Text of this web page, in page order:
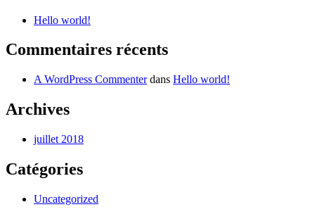
Hello world!
Commentaires récents
A WordPress Commenterdans Hello world!
Archives
juillet 2018
Catégories
Uncategorized